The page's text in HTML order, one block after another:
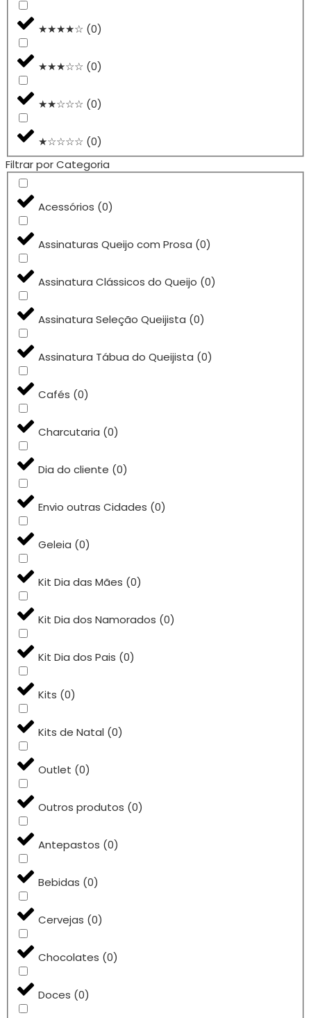
★★★★☆ (0)
★★★☆☆ (0)
★★☆☆☆ (0)
★☆☆☆☆ (0)
Filtrar por Categoria
Acessórios (0)
Assinaturas Queijo com Prosa (0)
Assinatura Clássicos do Queijo (0)
Assinatura Seleção Queijista (0)
Assinatura Tábua do Queijista (0)
Cafés (0)
Charcutaria (0)
Dia do cliente (0)
Envio outras Cidades (0)
Geleia (0)
Kit Dia das Mães (0)
Kit Dia dos Namorados (0)
Kit Dia dos Pais (0)
Kits (0)
Kits de Natal (0)
Outlet (0)
Outros produtos (0)
Antepastos (0)
Bebidas (0)
Cervejas (0)
Chocolates (0)
Doces (0)